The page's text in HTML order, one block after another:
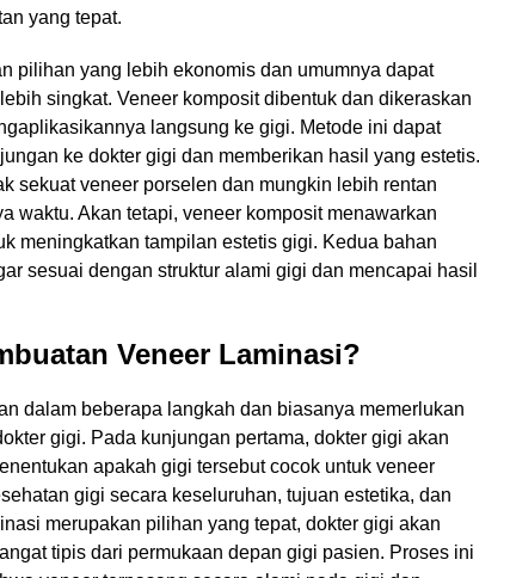
yang tepat.
pilihan yang lebih ekonomis dan umumnya dapat
singkat. Veneer komposit dibentuk dan dikeraskan
langsung ke gigi. Metode ini dapat
ke dokter gigi dan memberikan hasil yang estetis.
sekuat veneer porselen dan mungkin lebih rentan
waktu. Akan tetapi, veneer komposit menawarkan
meningkatkan tampilan estetis gigi. Kedua bahan
sesuai dengan struktur alami gigi dan mencapai hasil
Veneer Laminasi?
dalam beberapa langkah dan biasanya memerlukan
gigi. Pada kunjungan pertama, dokter gigi akan
apakah gigi tersebut cocok untuk veneer
gigi secara keseluruhan, tujuan estetika, dan
merupakan pilihan yang tepat, dokter gigi akan
tipis dari permukaan depan gigi pasien. Proses ini